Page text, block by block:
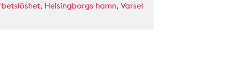
, Helsingborgs hamn, Varsel